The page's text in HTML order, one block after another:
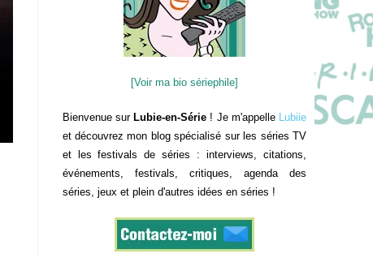
[Voir ma bio sériephile]
Bienvenue sur Lubie-en-Série ! Je m'appelle Lubiie
et découvrez mon blog spécialisé sur les séries TV
et les festivals de séries : interviews, citations,
événements, festivals, critiques, agenda des
séries, jeux et plein d'autres idées en séries !